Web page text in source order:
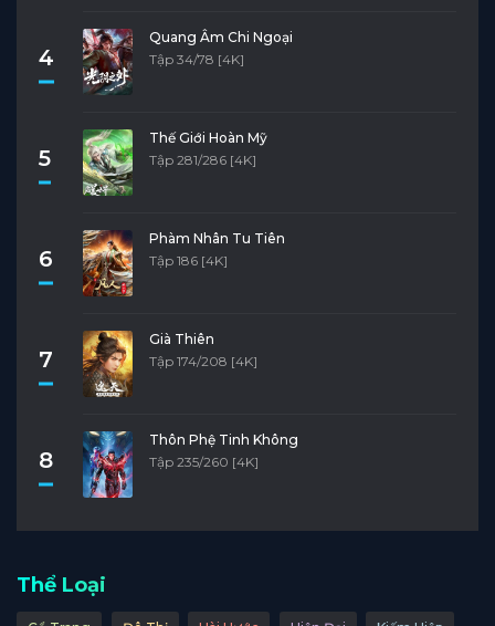
4
Quang Âm Chi Ngoại
Tập 34/78 [4K]
5
Thế Giới Hoàn Mỹ
Tập 281/286 [4K]
6
Phàm Nhân Tu Tiên
Tập 186 [4K]
7
Già Thiên
Tập 174/208 [4K]
8
Thôn Phệ Tinh Không
Tập 235/260 [4K]
Thể Loại